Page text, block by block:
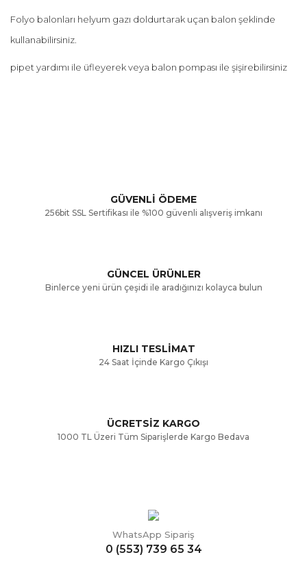
Folyo balonları helyum gazı doldurtarak uçan balon şeklinde
kullanabilirsiniz.
pipet yardımı ile üfleyerek veya balon pompası ile şişirebilirsiniz
Ürün resmi kalitesiz, bozuk veya görüntülenemiyor.
Ürün bilgilerinde hatalar bulunuyor.
Gönder
GÜVENLİ ÖDEME
256bit SSL Sertifikası ile %100 güvenli alışveriş imkanı
GÜNCEL ÜRÜNLER
Binlerce yeni ürün çeşidi ile aradığınızı kolayca bulun
HIZLI TESLİMAT
24 Saat İçinde Kargo Çıkışı
ÜCRETSİZ KARGO
1000 TL Üzeri Tüm Siparişlerde Kargo Bedava
WhatsApp Sipariş
0 (553) 739 65 34